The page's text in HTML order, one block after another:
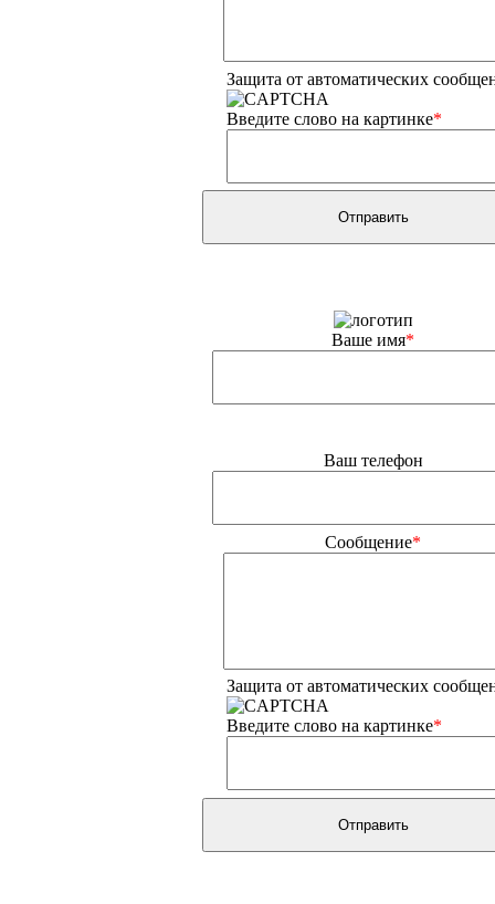
Защита от автоматических
Введите слово на картинке*
Ваше имя*
Ваш телефон
Сообщение*
Защита от автоматических
Введите слово на картинке*